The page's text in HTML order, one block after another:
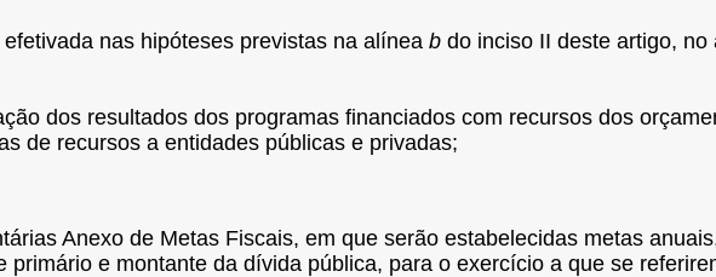
nas hipóteses previstas na alínea b do inciso II deste artigo, no
dos resultados dos programas financiados com recursos dos
de recursos a entidades públicas e privadas;
Anexo de Metas Fiscais, em que serão estabelecidas metas
e montante da dívida pública, para o exercício a que se